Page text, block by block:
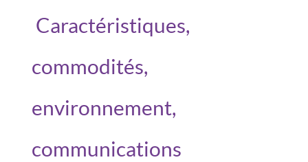
Caractéristiques,
commodités,
environnement,
communications